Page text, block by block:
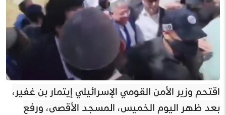
اقتحم وزير الأمن القومي الإسرائيلي إيتمار بن غفير،
بعد ظهر اليوم الخميس، المسجد الأقصى، ورفع